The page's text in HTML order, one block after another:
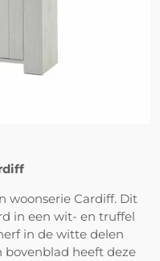
woonserie Cardiff. Dit
in een wit- en truffel
in de witte delen
heeft deze